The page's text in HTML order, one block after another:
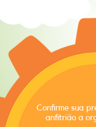
Confirme sua
anfitrião a